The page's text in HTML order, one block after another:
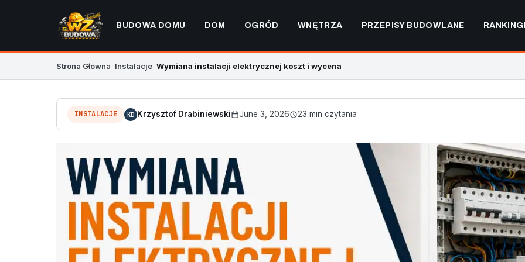
BUDOWA DOMU DOM OGRÓD WNĘTRZA PRZEPISY BUDOWLANE
Strona Główna–Instalacje–Wymiana instalacji elektrycznej koszt i wycena
INSTALACJE KD Krzysztof Drabiniewski June 3, 2026 23 min czytania